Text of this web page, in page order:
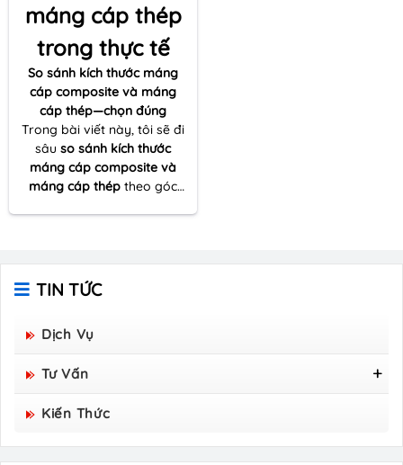
máng cáp thép
trong thực tế
So sánh kích thước máng
cáp composite và máng
cáp thép—chọn đúng
Trong bài viết này, tôi sẽ đi
sâu so sánh kích thước
máng cáp composite và
máng cáp thép theo góc
khảo sát tuyến cáp đến tối
ưu vật tư và đảm bảo kỹ
thuật vận hành lâu dài.
TIN TỨC
Dịch Vụ
Tư Vấn
Tấm Sàn Grating Composite FRP - Hòa Bình
Group Sản Xuất
Kiến Thức